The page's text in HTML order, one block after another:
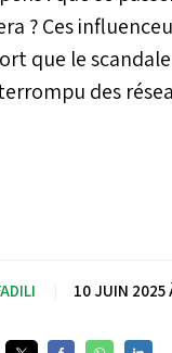
? Ces
que le
des
10 JUIN 2025